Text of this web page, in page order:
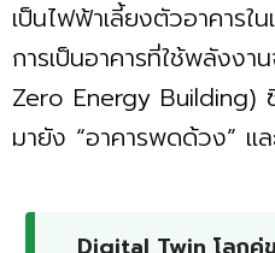
เป็นไฟฟ้าเลี้ยงตัวอาคารใ
การเป็นอาคารที่ใช้พลังง
Zero Energy Building)
มายัง “อาคารพดด้วง” แ